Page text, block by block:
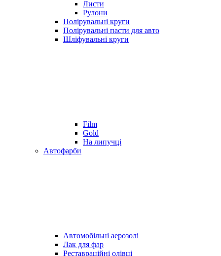
Листи
Рулони
Полірувальні круги
Полірувальні пасти для авто
Шліфувальні круги
Film
Gold
На липучці
Автофарби
Автомобільні аерозолі
Лак для фар
Реставраційні олівці